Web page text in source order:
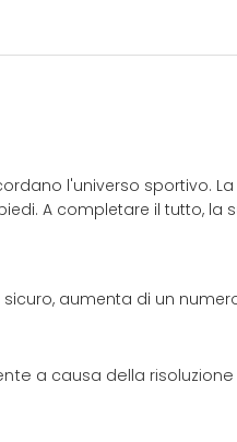
l'universo sportivo.
A completare il tutto, la
aumenta di un
a causa della